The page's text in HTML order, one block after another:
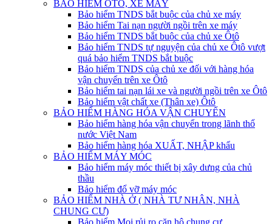
BẢO HIỂM ÔTÔ, XE MÁY
Bảo hiểm TNDS bắt buộc của chủ xe máy
Bảo hiểm Tai nạn người ngồi trên xe máy
Bảo hiểm TNDS bắt buộc của chủ xe Ôtô
Bảo hiểm TNDS tự nguyện của chủ xe Ôtô vượt
quá bảo hiểm TNDS bắt buộc
Bảo hiểm TNDS của chủ xe đối với hàng hóa
vận chuyển trên xe Ôtô
Bảo hiểm tai nạn lái xe và người ngồi trên xe Ôtô
Bảo hiểm vật chất xe (Thân xe) Ôtô
BẢO HIỂM HÀNG HÓA VẬN CHUYỂN
Bảo hiểm hàng hóa vận chuyển trong lãnh thổ
nước Việt Nam
Bảo hiểm hàng hóa XUẤT, NHẬP khẩu
BẢO HIỂM MÁY MÓC
Bảo hiểm máy móc thiết bị xây dưng của chủ
thầu
Bảo hiểm đổ vỡ máy móc
BẢO HIỂM NHÀ Ở ( NHÀ TƯ NHÂN, NHÀ
CHUNG CƯ)
Bảo hiểm Mọi rủi ro căn hộ chung cư